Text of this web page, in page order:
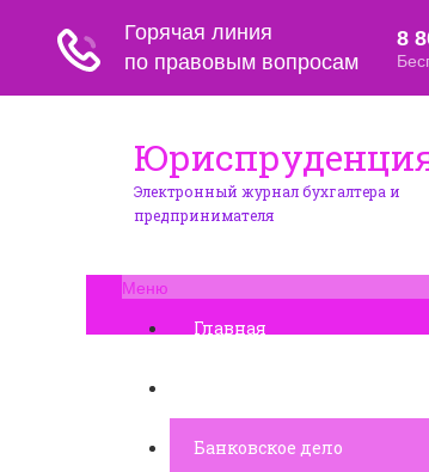
Электронный журнал бухгалтера и
предпринимателя
Меню
Главная
Банковское дело